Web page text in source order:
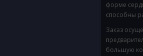
форме
способны
Заказ
большую